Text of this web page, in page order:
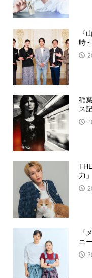
『
時
稲
ス
力
『
ニ